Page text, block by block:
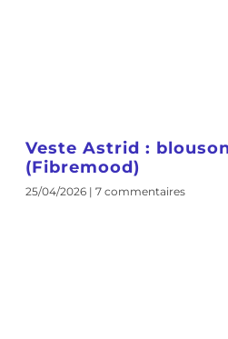
Veste Astrid :
(Fibremood)
25/04/2026 7 commentaires